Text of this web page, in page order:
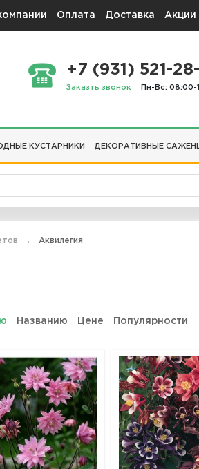
Оплата Доставка Акции
+7 (931) 521-28-
Заказть звонок Пн-Вс: 08:00-
КУСТАРНИКИ ДЕКОРАТИВНЫЕ
Аквилегия
Названию Цене Популярности